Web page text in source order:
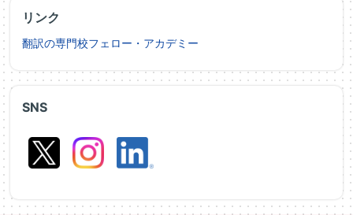
SNS
リンク
翻訳の専門校フェロー・アカデミー